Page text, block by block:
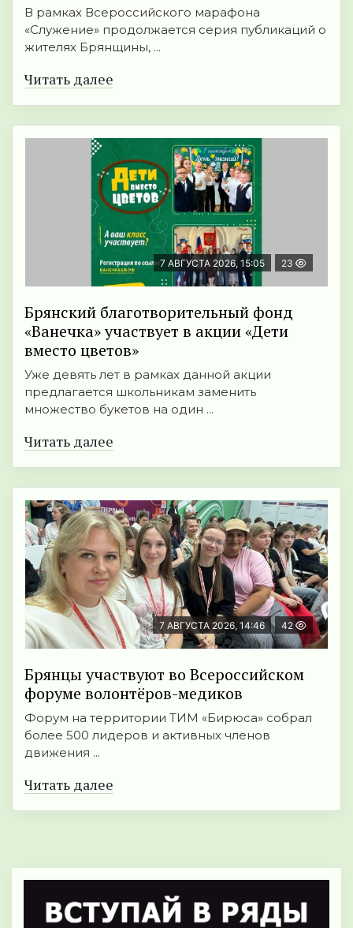
В рамках Всероссийского марафона
«Служение» продолжается серия публикаций о
жителях Брянщины, ...
Читать далее
7 АВГУСТА 2026, 15:05 23
Брянский благотворительный фонд
«Ванечка» участвует в акции «Дети
вместо цветов»
Уже девять лет в рамках данной акции
предлагается школьникам заменить
множество букетов на один ...
Читать далее
7 АВГУСТА 2026, 14:46 42
Брянцы участвуют во Всероссийском
форуме волонтёров-медиков
Форум на территории ТИМ «Бирюса» собрал
более 500 лидеров и активных членов
движения ...
Читать далее